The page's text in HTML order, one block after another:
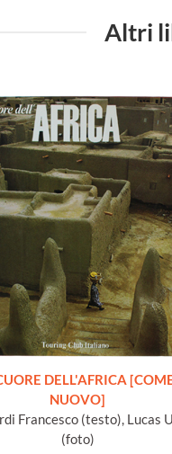
Altri
DELL'AFRICA
NUOVO]
Francesco (testo), Lucas
(foto)